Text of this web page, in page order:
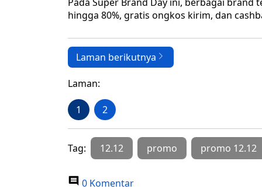
hingga 80%, gratis ongkos kirim, dan
Laman berikutnya
Laman:
1 2
Tag: 12.12 promo promo 12.12
0 Komentar